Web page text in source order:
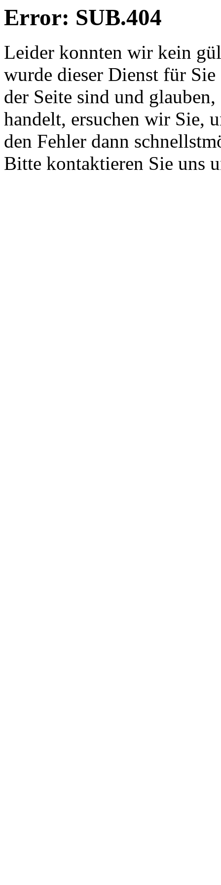
Error: SUB.404
Leider konnten wir kein
wurde dieser Dienst für
der Seite sind und
handelt, ersuchen wir Sie,
den Fehler dann
Bitte kontaktieren Sie uns